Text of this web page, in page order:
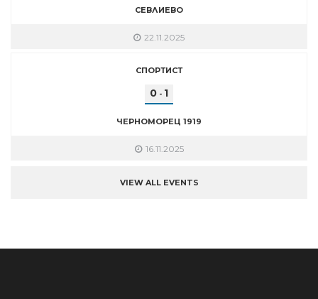
СЕВЛИЕВО
22.11.2025
СПОРТИСТ
0 - 1
ЧЕРНОМОРЕЦ 1919
16.11.2025
VIEW ALL EVENTS